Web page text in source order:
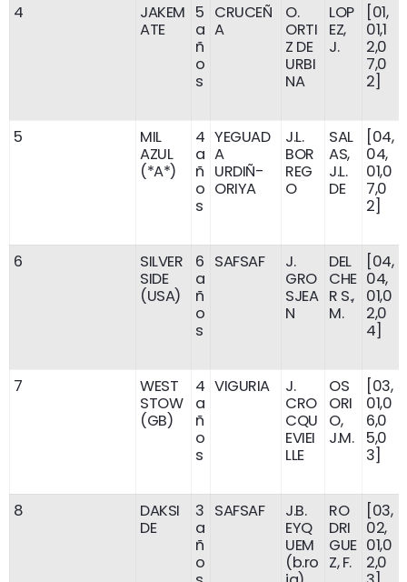
4
JAKEM
ATE
5
a
ñ
o
s
CRUCEÑ
A
O.
ORTI
Z DE
URBI
NA
LOP
EZ,
J.
[01,
01,1
2,0
7,0
2]
5
MIL
AZUL
(*A*)
4
a
ñ
o
s
YEGUAD
A
URDIÑ-
ORIYA
J.L.
BOR
REG
O
SAL
AS,
J.L.
DE
[04,
04,
01,0
7,0
2]
6
SILVER
SIDE
(USA)
6
a
ñ
o
s
SAFSAF
J.
GRO
SJEA
N
DEL
CHE
R S.,
M.
[04,
04,
01,0
2,0
4]
7
WEST
STOW
(GB)
4
a
ñ
o
s
VIGURIA
J.
CRO
CQU
EVIEI
LLE
OS
ORI
O,
J.M.
[03,
01,0
6,0
5,0
3]
8
DAKSI
DE
3
a
ñ
o
SAFSAF
J.B.
EYQ
UEM
(b.ro
RO
DRI
GUE
Z, F.
[03,
02,
01,0
2,0